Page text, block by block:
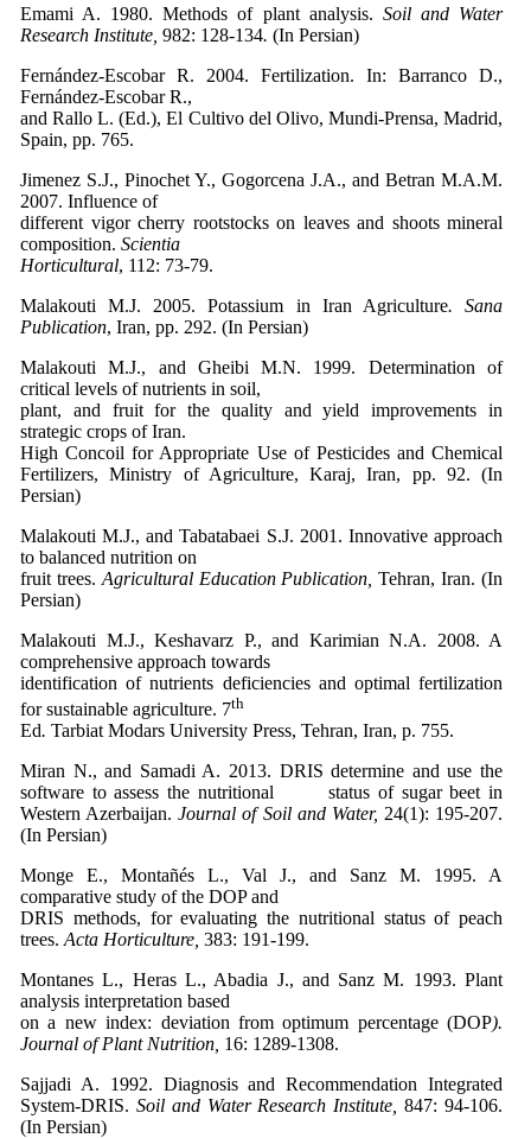
Emami A. 1980. Methods of plant analysis. Soil and Water
Research Institute, 982: 128-134. (In Persian)
Fernández-Escobar R. 2004. Fertilization. In: Barranco D.,
Fernández-Escobar R.,
and Rallo L. (Ed.), El Cultivo del Olivo, Mundi-Prensa, Madrid,
Spain, pp. 765.
Jimenez S.J., Pinochet Y., Gogorcena J.A., and Betran M.A.M.
2007. Influence of
different vigor cherry rootstocks on leaves and shoots mineral
composition. Scientia
Horticultural, 112: 73-79.
Malakouti M.J. 2005. Potassium in Iran Agriculture. Sana
Publication, Iran, pp. 292. (In Persian)
Malakouti M.J., and Gheibi M.N. 1999. Determination of
critical levels of nutrients in soil,
plant, and fruit for the quality and yield improvements in
strategic crops of Iran.
High Concoil for Appropriate Use of Pesticides and Chemical
Fertilizers, Ministry of Agriculture, Karaj, Iran, pp. 92. (In
Persian)
Malakouti M.J., and Tabatabaei S.J. 2001. Innovative approach
to balanced nutrition on
fruit trees. Agricultural Education Publication, Tehran, Iran. (In
Persian)
Malakouti M.J., Keshavarz P., and Karimian N.A. 2008. A
comprehensive approach towards
identification of nutrients deficiencies and optimal fertilization
for sustainable agriculture. 7th
Ed. Tarbiat Modars University Press, Tehran, Iran, p. 755.
Miran N., and Samadi A. 2013. DRIS determine and use the
software to assess the nutritional status of sugar beet in
Western Azerbaijan.Journal of Soil and Water, 24(1): 195-207.
(In Persian)
Monge E., Montañés L., Val J., and Sanz M. 1995. A
comparative study of the DOP and
DRIS methods, for evaluating the nutritional status of peach
trees. Acta Horticulture, 383: 191-199.
Montanes L., Heras L., Abadia J., and Sanz M. 1993. Plant
analysis interpretation based
on a new index: deviation from optimum percentage (DOP).
Journal of Plant Nutrition, 16: 1289-1308.
Sajjadi A. 1992. Diagnosis and Recommendation Integrated
System-DRIS. Soil and Water Research Institute, 847: 94-106.
(In Persian)